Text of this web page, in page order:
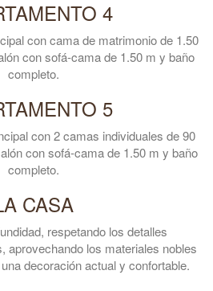
4
con cama de matrimonio de 1.50
con sofá-cama de 1.50 m y baño
completo.
5
con 2 camas individuales de 90
con sofá-cama de 1.50 m y baño
completo.
CASA
respetando los detalles
aprovechando los materiales nobles
decoración actual y confortable.